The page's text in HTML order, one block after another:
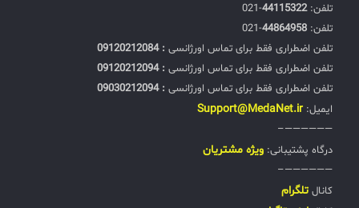
تلفن:‌44115322
-021
تلفن:‌ 44864958
-021
تلفن اضطراری فقط برای تماس اورژانسی : 09120212084
تلفن اضطراری فقط برای تماس اورژانسی : 09120212094
تلفن اضطراری فقط برای تماس اورژانسی : 09030212094
ایمیل: Support@MedaNet.ir
——————–
درگاه پشتیبانی: ويژه مشتریان
——————–
کانال تلگرام